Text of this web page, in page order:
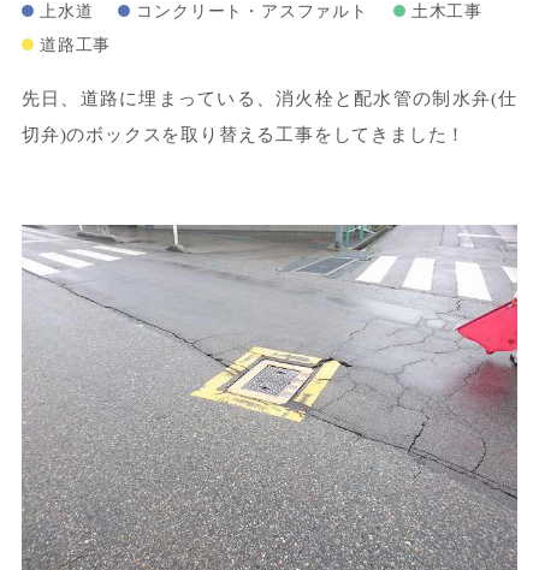
上水道 コンクリート・アスファルト
土木工事
道路工事
先日、道路に埋まっている、消火栓と配水管の制水弁(仕
切弁)のボックスを取り替える工事をしてきました！